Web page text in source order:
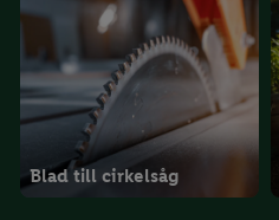
Blad till cirkelsåg